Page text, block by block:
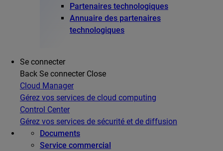
Partenaires technologiques
Annuaire des partenaires
technologiques
Se connecter
Back Se connecter Close
Cloud Manager
Gérez vos services de cloud computing
Control Center
Gérez vos services de sécurité et de diffusion
Documents
Service commercial